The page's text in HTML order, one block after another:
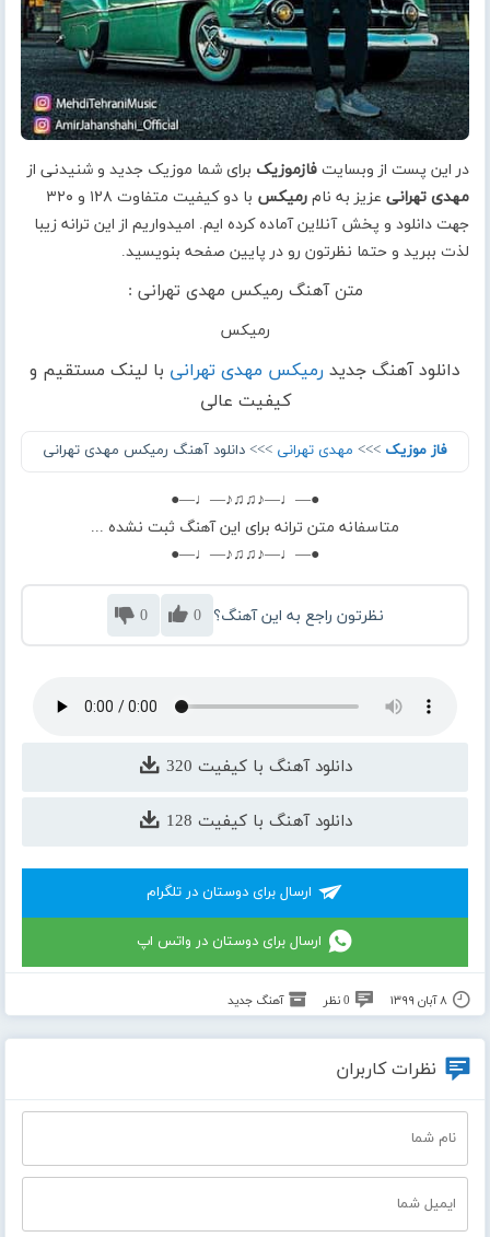
در این پست از وبسایتفازموزیک برای شما موزیک جدید و شنیدنی از
مهدی تهرانی عزیز به نامرمیکس
با دو کیفیت متفاوت ۱۲۸ و ۳۲۰
جهت دانلود و پخش آنلاین آماده کرده ایم. امیدواریم از این ترانه زیبا
لذت ببرید و حتما نظرتون رو در پایین صفحه بنویسید.
متن آهنگ رمیکس مهدی تهرانی :
رمیکس
دانلود آهنگ جدید رمیکس مهدی تهرانی با لینک مستقیم و
کیفیت عالی
فاز موزیک >>> مهدی تهرانی >>> دانلود آهنگ رمیکس مهدی تهرانی
●—♩—♪♫♫♪—♩—●
متاسفانه متن ترانه برای این آهنگ ثبت نشده ...
●—♩—♪♫♫♪—♩—●
نظرتون راجع به این آهنگ؟ 0
0
دانلود آهنگ با کیفیت 320
دانلود آهنگ با کیفیت 128
ارسال برای دوستان در تلگرام
ارسال برای دوستان در واتس اپ
۸ آبان ۱۳۹۹ 0 نظر آهنگ جدید
نظرات کاربران